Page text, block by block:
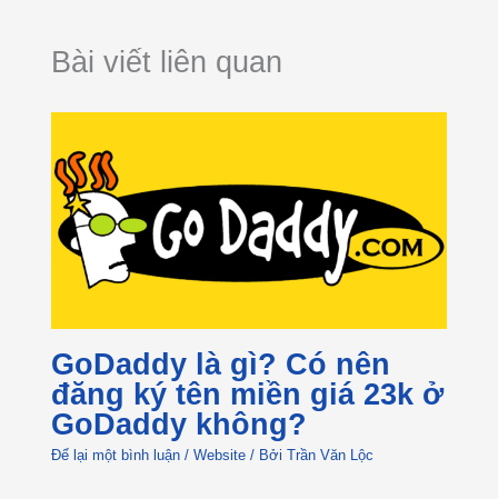
Bài viết liên quan
GoDaddy là gì? Có nên
đăng ký tên miền giá 23k ở
GoDaddy không?
Để lại một bình luận /Website / BởiTrần Văn Lộc